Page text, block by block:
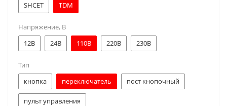
SHCET
TDM
Напряжение, В
12В
24В 110В 220В 230В
Тип
кнопка
переключатель пост кнопочный
пульт управления